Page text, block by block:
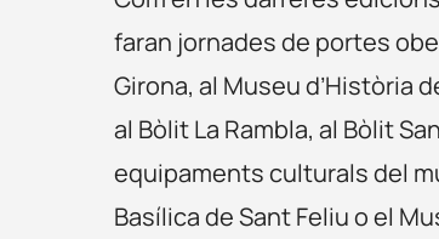
faran jornades de portes
Girona, al Museu d’Història
al Bòlit La Rambla, al Bòlit
equipaments culturals del
Basílica de Sant Feliu o el